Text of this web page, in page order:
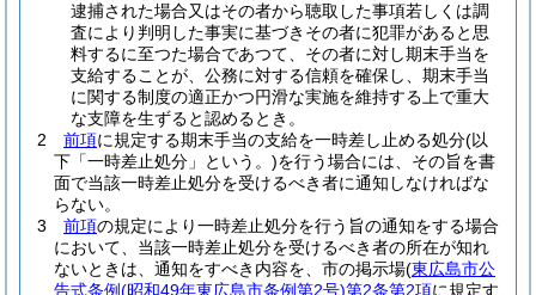
逮捕された場合又はその者から聴取した事項若しくは調
査により判明した事実に基づきその者に犯罪があると思
料するに至つた場合であつて、その者に対し期末手当を
支給することが、公務に対する信頼を確保し、期末手当
に関する制度の適正かつ円滑な実施を維持する上で重大
な支障を生ずると認めるとき。
2
前項に規定する期末手当の支給を一時差し止める処分(以
下「一時差止処分」という。)を行う場合には、その旨を書
面で当該一時差止処分を受けるべき者に通知しなければな
らない。
3
前項の規定により一時差止処分を行う旨の通知をする場合
において、当該一時差止処分を受けるべき者の所在が知れ
ないときは、通知をすべき内容を、市の掲示場(東広島市公
告式条例(昭和49年東広島市条例第2号)第2条第2項に規定す